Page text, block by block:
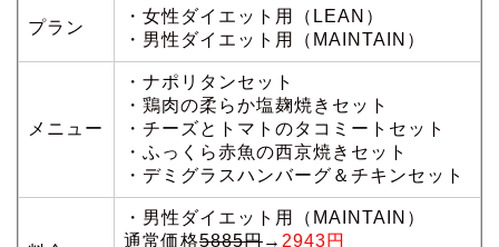
プラン
・女性ダイエット用（LEAN）
・男性ダイエット用（MAINTAIN）
メニュー
・ナポリタンセット
・鶏肉の柔らか塩麹焼きセット
・チーズとトマトのタコミートセット
・ふっくら赤魚の西京焼きセット
・デミグラスハンバーグ＆チキンセット
・男性ダイエット用（MAINTAIN）
通常価格5885円→ 2943円